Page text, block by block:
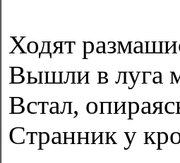
Ходят
Вышли в луга
Встал,
Странник у